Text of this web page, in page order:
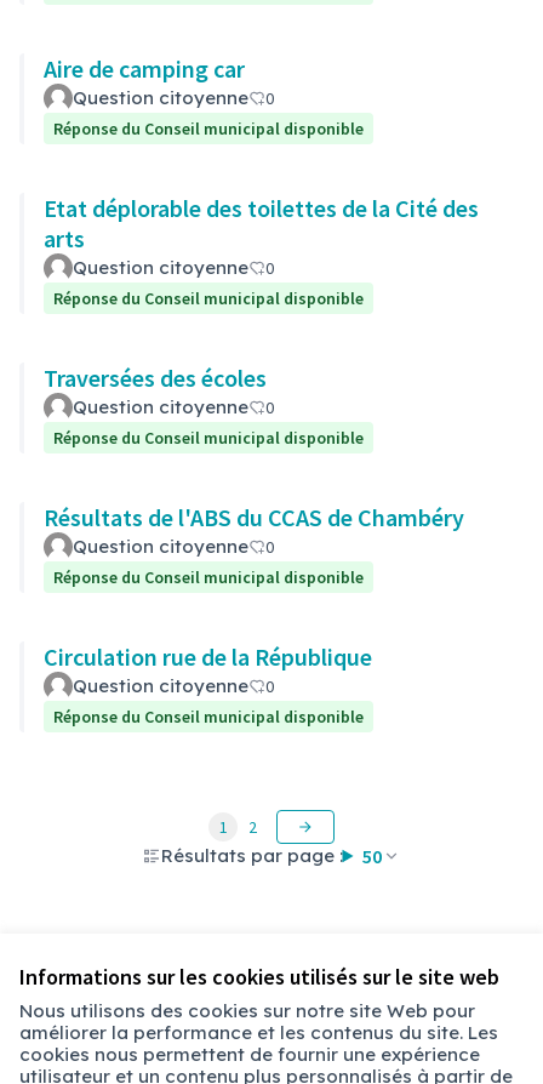
Informations sur les cookies utilisés sur le site web
Nous utilisons des cookies sur notre site Web pour
améliorer la performance et les contenus du site. Les
cookies nous permettent de fournir une expérience
utilisateur et un contenu plus personnalisés à partir de
Aire de camping car
Question citoyenne
0
Réponse du Conseil municipal disponible
Etat déplorable des toilettes de la Cité des
arts
Question citoyenne
0
Réponse du Conseil municipal disponible
Traversées des écoles
Question citoyenne
0
Réponse du Conseil municipal disponible
Résultats de l'ABS du CCAS de Chambéry
Question citoyenne
0
Réponse du Conseil municipal disponible
Circulation rue de la République
Question citoyenne
0
Réponse du Conseil municipal disponible
Résultats par page : 50
1 2
Conditions d'utilisation
Paramètres des cookies